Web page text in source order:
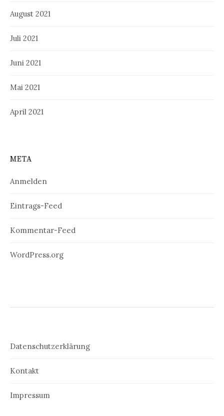
August 2021
Juli 2021
Juni 2021
Mai 2021
April 2021
META
Anmelden
Eintrags-Feed
Kommentar-Feed
WordPress.org
Datenschutzerklärung
Kontakt
Impressum